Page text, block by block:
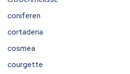
coniferen
cortaderia
cosmea
courgette